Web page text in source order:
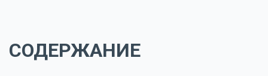
СОДЕРЖАНИЕ